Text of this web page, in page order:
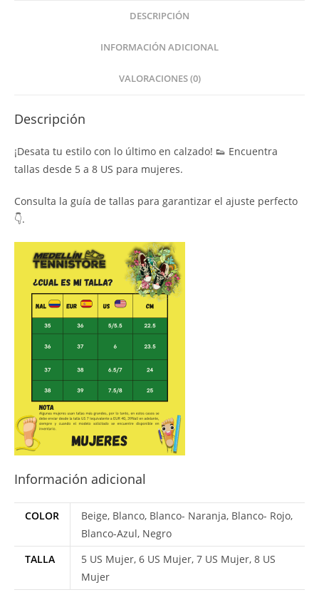
DESCRIPCIÓN
INFORMACIÓN ADICIONAL
VALORACIONES (0)
Descripción
¡Desata tu estilo con lo último en calzado! 👟 Encuentra
tallas desde 5 a 8 US para mujeres.
Consulta la guía de tallas para garantizar el ajuste perfecto
👇.
Información adicional
COLOR
Beige, Blanco, Blanco- Naranja, Blanco- Rojo,
Blanco-Azul, Negro
TALLA
5 US Mujer, 6 US Mujer, 7 US Mujer, 8 US
Mujer